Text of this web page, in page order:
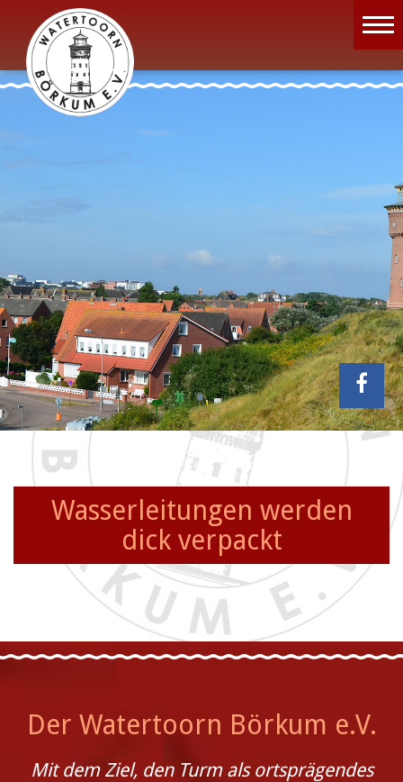
Wassermuseum
Öffnungszeiten
Projekte
Wasserleitungen werden
dick verpackt
Der Watertoorn Börkum e.V.
Mit dem Ziel, den Turm als ortsprägendes